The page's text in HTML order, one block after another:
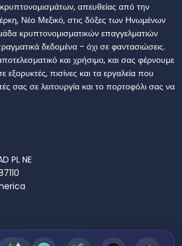
απευθείας από την
Νέο Μεξικό, στις δόξες των Ηνωμένων
κρυπτονομισματικών επαγγελματιών
δεδομένα - όχι σε φαντασιώσεις.
και χρήσιμο, και σας φέρνουμε
πισίνες και τα εργαλεία που
σας σε λειτουργία και το πορτοφόλι σας να
PL NE